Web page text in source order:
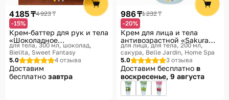
4 185 ₸4 923 ₸
-15%
Крем-баттер для рук и тела
«Шоколадное
наслаждение»
для тела, 300 мл, шоколад
Bielita, Sweet Fantasy
5.0
4 отзыва
Доставим
бесплатно завтра
986 ₸1 232 ₸
-20%
Крем для лица и тела
антивозрастной «Sakura
Japan Rituals. Сакура
Японские ритуалы»
для лица, для тела, 200 мл,
сакура Belle Jardin, Home Spa
5.0
3 отзыва
Доставим бесплатно в
воскресенье, 9 августа